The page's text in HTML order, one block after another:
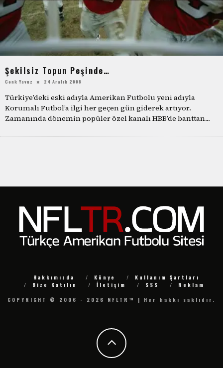
Şekilsiz Topun Peşinde…
Cenk Yavuz 24 Aralık 2008
Türkiye’deki eski adıyla Amerikan Futbolu yeni adıyla
Korumalı Futbol’a ilgi her geçen gün giderek artıyor.
Zamanında dönemin popüler özel kanalı HBB’de banttan...
Hakkımızda Künye
Kullanım Şartları
Bize Katılın
İletişim SSS
Reklam
COPYRIGHT © 2006 - 2026 NFLTR™ | Her hakkı saklıdır.